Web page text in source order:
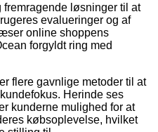
løsninger til at
evalueringer og af
online shoppens
forgyldt ring med
flere gavnlige metoder til at
Herinde ses
kunderne mulighed for at
købsoplevelse, hvilket